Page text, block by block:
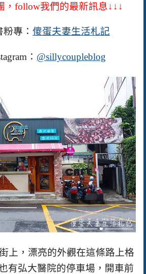
，follow我們的最新訊息↓↓↓
粉專：傻蛋夫妻生活札記
： @sillycoupleblog
上，漂亮的外觀在這條路上格
有弘大醫院的停車場，開車前